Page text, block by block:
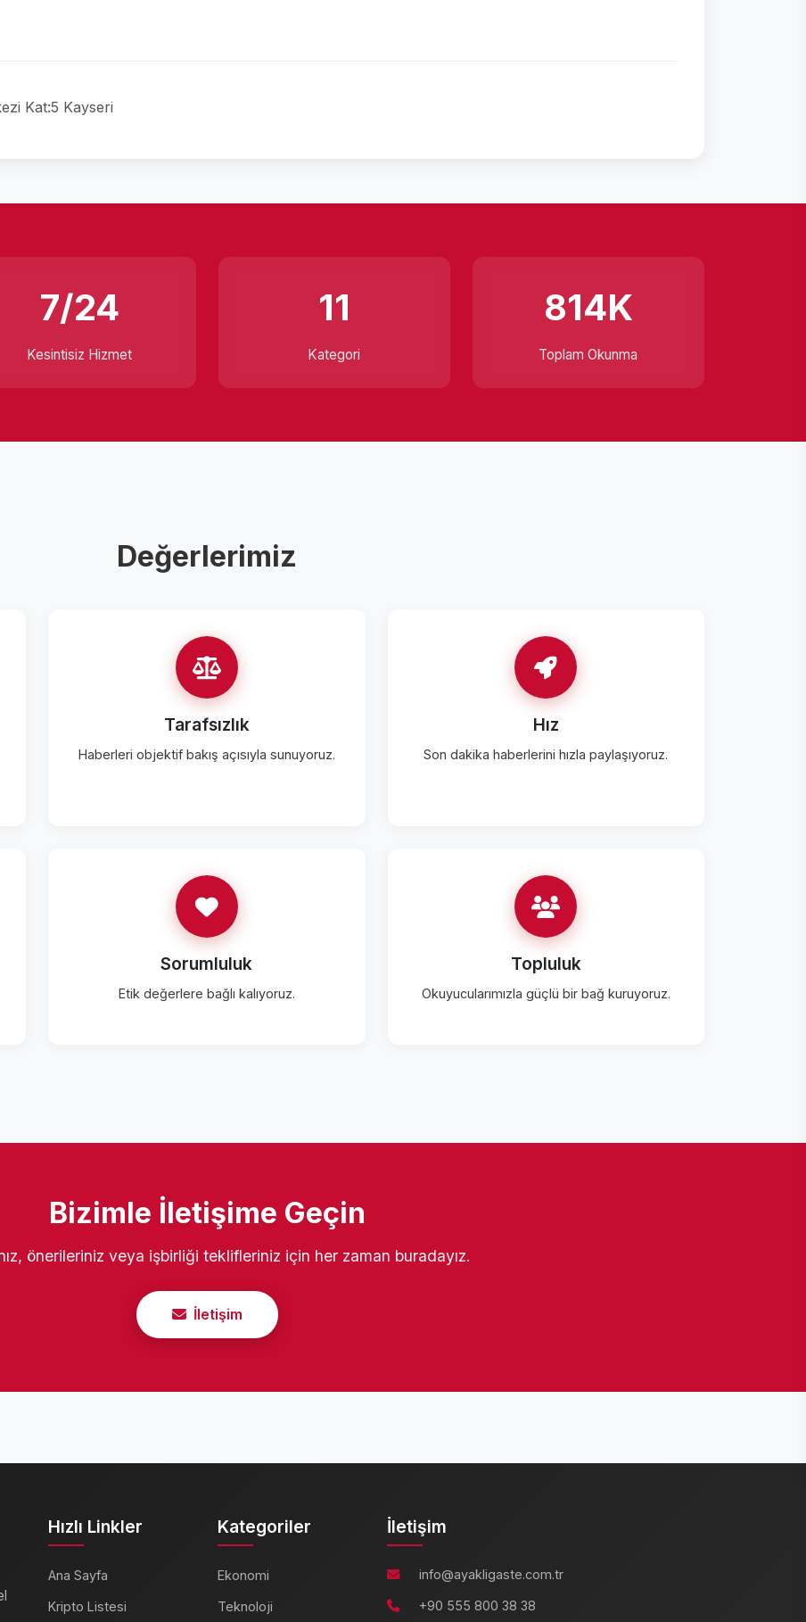
Kat:5 Kayseri
7/24
Kesintisiz Hizmet
11
Kategori
814K
Toplam Okunma
Değerlerimiz
Tarafsızlık
Haberleri objektif bakış açısıyla sunuyoruz.
Hız
Son dakika haberlerini hızla paylaşıyoruz.
Sorumluluk
Etik değerlere bağlı kalıyoruz.
Topluluk
Okuyucularımızla güçlü bir bağ kuruyoruz.
Bizimle İletişime Geçin
önerileriniz veya işbirliği teklifleriniz için her zaman buradayız.
İletişim
Hızlı Linkler
Ana Sayfa
Kripto Listesi
Kategoriler
Ekonomi
Teknoloji
İletişim
info@ayakligaste.com.tr
+90 555 800 38 38